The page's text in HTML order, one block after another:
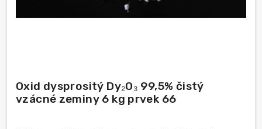
Oxid dysprositý Dy₂O₃ 99,5% čistý
vzácné zeminy 6 kg prvek 66